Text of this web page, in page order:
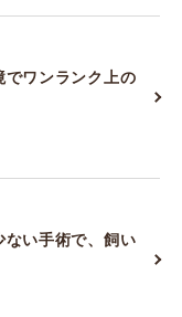
でワンランク上の
ない手術で、飼い